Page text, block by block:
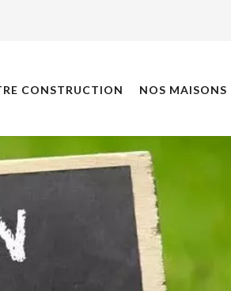
CONSTRUCTION NOS MAISONS